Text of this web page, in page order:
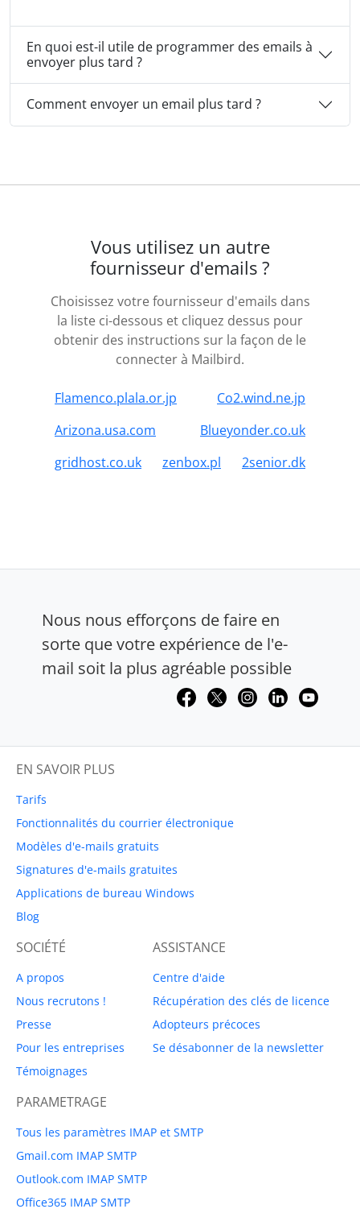
En quoi est-il utile de programmer des emails à
envoyer plus tard ?
Comment envoyer un email plus tard ?
Vous utilisez un autre
fournisseur d'emails ?
Choisissez votre fournisseur d'emails dans
la liste ci-dessous et cliquez dessus pour
obtenir des instructions sur la façon de le
connecter à Mailbird.
Flamenco.plala.or.jp
Co2.wind.ne.jp
Arizona.usa.com
Blueyonder.co.uk
gridhost.co.uk
zenbox.pl 2senior.dk
Nous nous efforçons de faire en
sorte que votre expérience de l'e-
mail soit la plus agréable possible
EN SAVOIR PLUS
Tarifs
Fonctionnalités du courrier électronique
Modèles d'e-mails gratuits
Signatures d'e-mails gratuites
Applications de bureau Windows
Blog
SOCIÉTÉ
A propos
Nous recrutons !
Presse
Pour les entreprises
Témoignages
ASSISTANCE
Centre d'aide
Récupération des clés de licence
Adopteurs précoces
Se désabonner de la newsletter
PARAMETRAGE
Tous les paramètres IMAP et SMTP
Gmail.com IMAP SMTP
Outlook.com IMAP SMTP
Office365 IMAP SMTP